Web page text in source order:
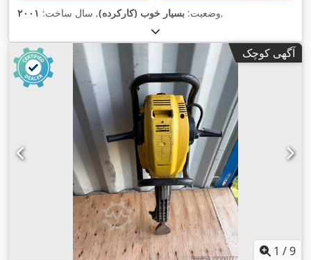
وضعیت: بسیار خوب (کارکرده), سال ساخت: ۲۰۰۱ ,
آگهی کوچک
1 /9